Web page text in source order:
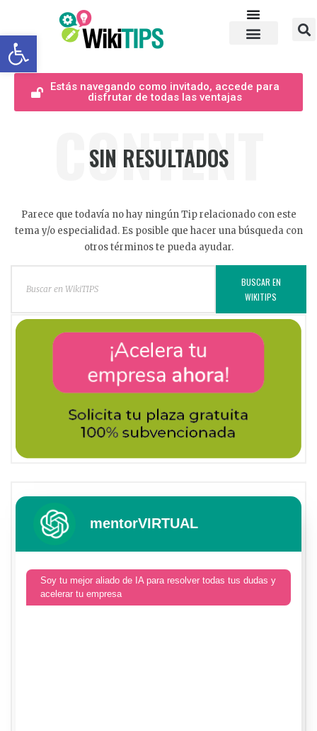
Abrir barra de herramientas
Estás navegando como invitado, accede para
disfrutar de todas las ventajas
CONTENT
SIN RESULTADOS
Parece que todavía no hay ningún Tip relacionado con este
tema y/o especialidad. Es posible que hacer una búsqueda con
otros términos te pueda ayudar.
BUSCAR EN
WIKITIPS
mentorVIRTUAL
Soy tu mejor aliado de IA para resolver todas tus dudas y
acelerar tu empresa